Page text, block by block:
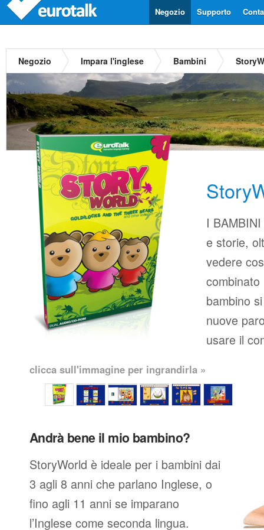
Supporto
Negozio
Negozio Impara l'inglese Bambini
I
e storie,
vedere
bambino
nuove
usare il
clicca sull'immagine per ingrandirla »
Andrà bene il mio bambino?
StoryWorld è ideale per i bambini dai
3 agli 8 anni che parlano Inglese, o
fino agli 11 anni se imparano
l’Inglese come seconda lingua.